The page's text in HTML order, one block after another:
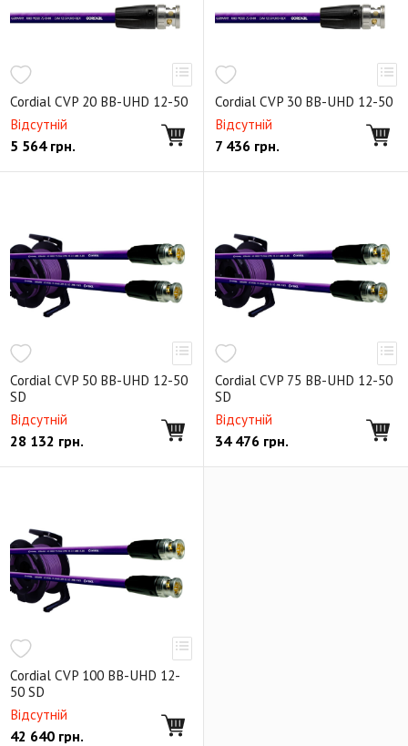
Cordial CVP 20 BB-UHD 12-50
Відсутній
5 564грн.
Cordial CVP 30 BB-UHD 12-50
Відсутній
7 436 грн.
Cordial CVP 50 BB-UHD 12-50
SD
Відсутній
28 132 грн.
Cordial CVP 75 BB-UHD 12-50
SD
Відсутній
34 476 грн.
Cordial CVP 100 BB-UHD 12-
50 SD
Відсутній
42 640 грн.